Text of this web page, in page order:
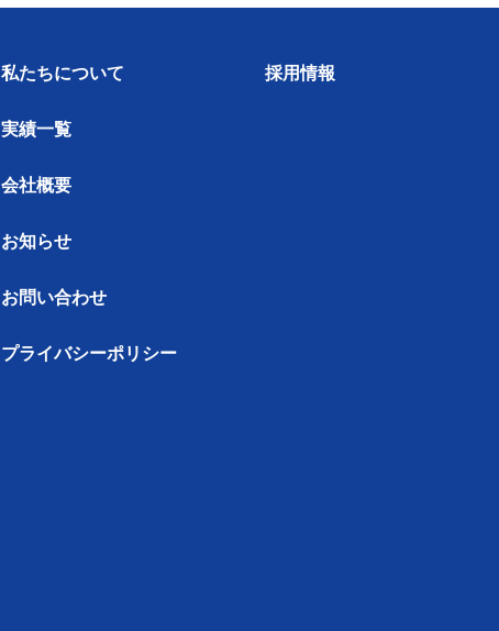
私たちについて
実績一覧
会社概要
お知らせ
お問い合わせ
プライバシーポリシー
採用情報